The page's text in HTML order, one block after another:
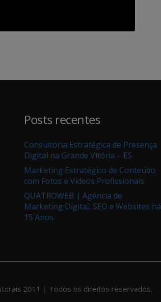
Posts recentes
Consultoria Estratégica de Presença
Digital na Grande Vitória – ES
Marketing Estratégico de Conteúdo
com Fotos e Vídeos Profissionais
QUATROWEB | Agência de
Marketing Digital, SEO e Websites há
15 Anos
2011 | Todos os direitos reservados.